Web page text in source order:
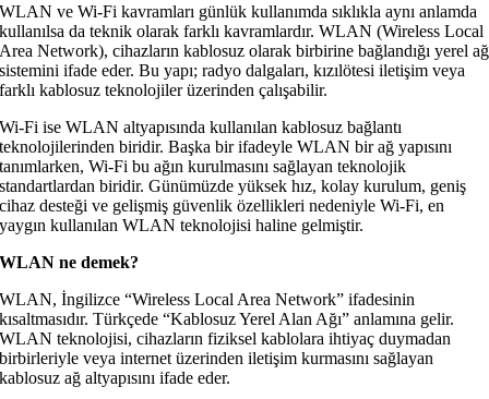
WLAN ve Wi-Fi kavramları günlük kullanımda sıklıkla aynı anlamda
kullanılsa da teknik olarak farklı kavramlardır. WLAN (Wireless Local
Area Network), cihazların kablosuz olarak birbirine bağlandığı yerel ağ
sistemini ifade eder. Bu yapı; radyo dalgaları, kızılötesi iletişim veya
farklı kablosuz teknolojiler üzerinden çalışabilir.
Wi-Fi ise WLAN altyapısında kullanılan kablosuz bağlantı
teknolojilerinden biridir. Başka bir ifadeyle WLAN bir ağ yapısını
tanımlarken, Wi-Fi bu ağın kurulmasını sağlayan teknolojik
standartlardan biridir. Günümüzde yüksek hız, kolay kurulum, geniş
cihaz desteği ve gelişmiş güvenlik özellikleri nedeniyle Wi-Fi, en
yaygın kullanılan WLAN teknolojisi haline gelmiştir.
WLAN ne demek?
WLAN, İngilizce “Wireless Local Area Network” ifadesinin
kısaltmasıdır. Türkçede “Kablosuz Yerel Alan Ağı” anlamına gelir.
WLAN teknolojisi, cihazların fiziksel kablolara ihtiyaç duymadan
birbirleriyle veya internet üzerinden iletişim kurmasını sağlayan
kablosuz ağ altyapısını ifade eder.